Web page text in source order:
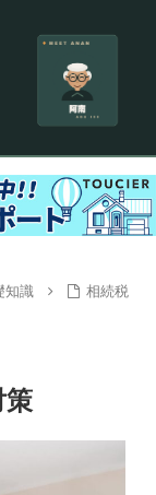
知識
相続税
策